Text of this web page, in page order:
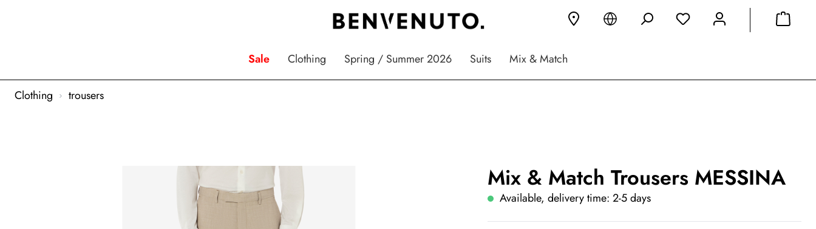
Sale Clothing Spring / Summer 2026 Suits Mix & Match
Clothing trousers
Mix & Match Trousers MESSINA
Available, delivery time: 2-5 days